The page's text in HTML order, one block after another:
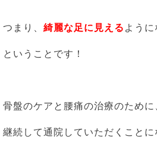
つまり、 綺麗な足に見える ように
ということです！
骨盤のケアと腰痛の治療のために
継続して通院していただくことに